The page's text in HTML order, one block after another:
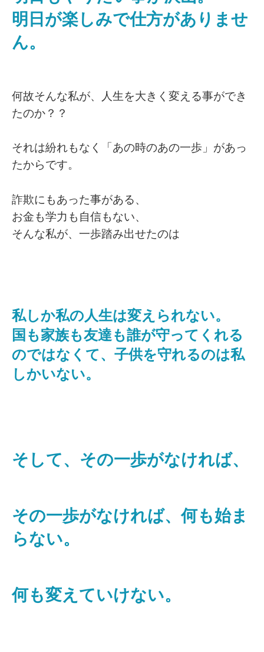
明日が楽しみで仕方がありませ
ん。
何故そんな私が、人生を大きく変える事ができ
たのか？？
それは紛れもなく「あの時のあの一歩」があっ
たからです。
詐欺にもあった事がある、
お金も学力も自信もない、
そんな私が、一歩踏み出せたのは
私しか私の人生は変えられない。
国も家族も友達も誰が守ってくれる
のではなくて、子供を守れるのは私
しかいない。
そして、その一歩がなければ、
その一歩がなければ、何も始ま
らない。
何も変えていけない。